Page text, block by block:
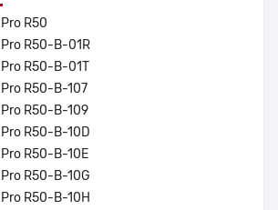
R50
R50-B-01R
R50-B-01T
R50-B-107
R50-B-109
R50-B-10D
R50-B-10E
R50-B-10G
R50-B-10H